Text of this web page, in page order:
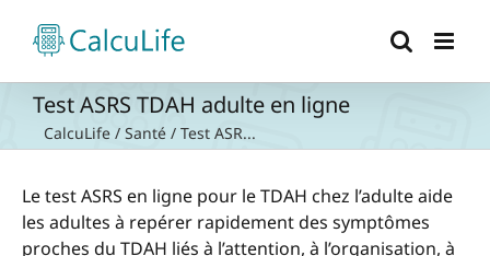
contenu
Test ASRS TDAH adulte en ligne
CalcuLife / Santé / Test ASR...
Le test ASRS en ligne pour le TDAH chez l’adulte aide
les adultes à repérer rapidement des symptômes
proches du TDAH liés à l’attention, à l’organisation, à